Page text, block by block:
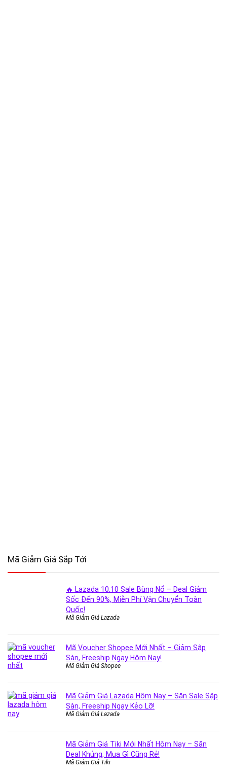
Mã Giảm Giá Sắp Tới
🔥 Lazada 10.10 Sale Bùng Nổ – Deal Giảm
Sốc Đến 90%, Miễn Phí Vận Chuyển Toàn
Quốc!
Mã Giảm Giá Lazada
Mã Voucher Shopee Mới Nhất – Giảm Sập
Sàn, Freeship Ngay Hôm Nay!
Mã Giảm Giá Shopee
Mã Giảm Giá Lazada Hôm Nay – Săn Sale Sập
Sàn, Freeship Ngay Kẻo Lỡ!
Mã Giảm Giá Lazada
Mã Giảm Giá Tiki Mới Nhất Hôm Nay – Săn
Deal Khủng, Mua Gì Cũng Rẻ!
Mã Giảm Giá Tiki